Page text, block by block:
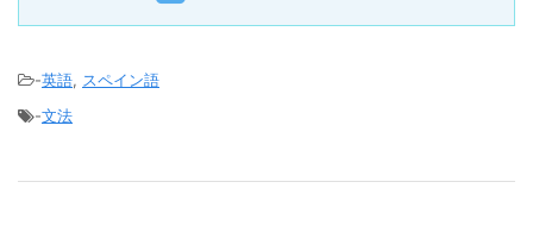
-英語, スペイン語
-文法